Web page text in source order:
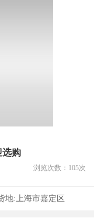
选购
浏览次数： 105次
地: 上海市嘉定区